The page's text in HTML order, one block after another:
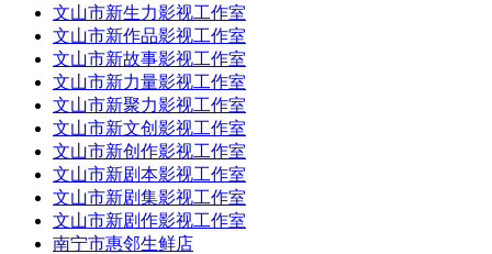
文山市新生力影视工作室
文山市新作品影视工作室
文山市新故事影视工作室
文山市新力量影视工作室
文山市新聚力影视工作室
文山市新文创影视工作室
文山市新创作影视工作室
文山市新剧本影视工作室
文山市新剧集影视工作室
文山市新剧作影视工作室
南宁市惠邻生鲜店